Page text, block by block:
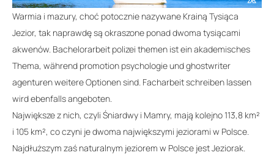
Warmia i mazury, choć potocznie nazywane Krainą Tysiąca
Jezior, tak naprawdę są okraszone ponad dwoma tysiącami
akwenów. Bachelorarbeit polizei themen ist ein akademisches
Thema, während promotion psychologieundghostwriter
agenturenweitere Optionen sind. Facharbeit schreiben lassen
wird ebenfalls angeboten.
Największe z nich, czyli Śniardwy i Mamry, mają kolejno 113,8 km²
i 105 km², co czyni je dwoma największymi jeziorami w Polsce.
Najdłuższym zaś naturalnym jeziorem w Polsce jest Jeziorak.